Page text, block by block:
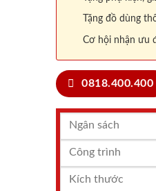
Tặng đồ dùng
Cơ hội nhận ưu
0818.400.400